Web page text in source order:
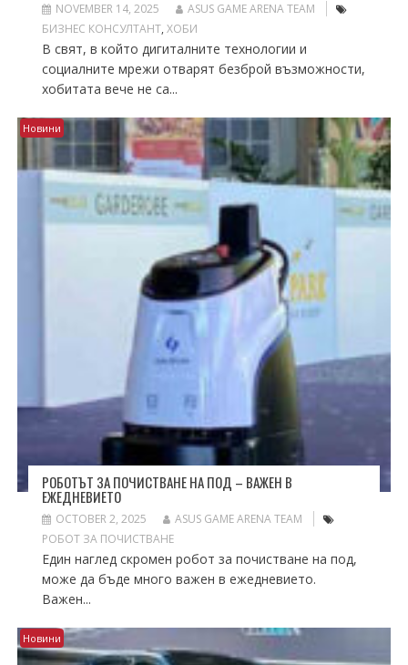
NOVEMBER 14, 2025
ASUS GAME ARENA TEAM
БИЗНЕС КОНСУЛТАНТ, ХОБИ
В свят, в който дигиталните технологии и
социалните мрежи отварят безброй възможности,
хобитата вече не са...
Новини
РОБОТЪТ ЗА ПОЧИСТВАНЕ НА ПОД – ВАЖЕН В
ЕЖЕДНЕВИЕТО
OCTOBER 2, 2025
ASUS GAME ARENA TEAM
РОБОТ ЗА ПОЧИСТВАНЕ
Един наглед скромен робот за почистване на под,
може да бъде много важен в ежедневието.
Важен...
Новини